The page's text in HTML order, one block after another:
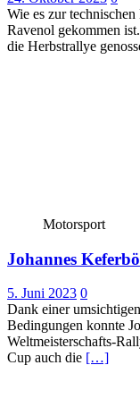
Wie es zur
Ravenol gekommen
die Herbstrallye
Motorsport
Johannes
5. Juni 2023 0
Dank einer
Bedingungen konnte
Weltmeisterschafts-
Cup auch die […]